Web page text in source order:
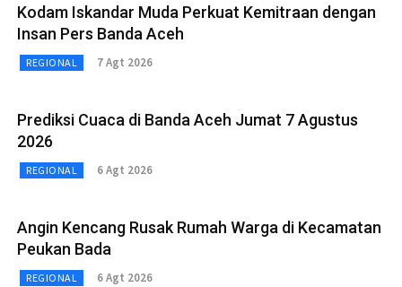
Kodam Iskandar Muda Perkuat Kemitraan dengan
Insan Pers Banda Aceh
REGIONAL 7 Agt 2026
Prediksi Cuaca di Banda Aceh Jumat 7 Agustus
2026
REGIONAL 6 Agt 2026
Angin Kencang Rusak Rumah Warga di Kecamatan
Peukan Bada
REGIONAL 6 Agt 2026